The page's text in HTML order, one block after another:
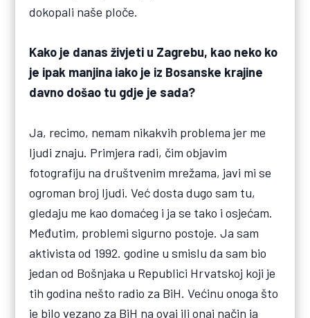
dokopali naše ploče.
Kako je danas živjeti u Zagrebu, kao neko ko
je ipak manjina iako je iz Bosanske krajine
davno došao tu gdje je sada?
Ja, recimo, nemam nikakvih problema jer me
ljudi znaju. Primjera radi, čim objavim
fotografiju na društvenim mrežama, javi mi se
ogroman broj ljudi. Već dosta dugo sam tu,
gledaju me kao domaćeg i ja se tako i osjećam.
Međutim, problemi sigurno postoje. Ja sam
aktivista od 1992. godine u smislu da sam bio
jedan od Bošnjaka u Republici Hrvatskoj koji je
tih godina nešto radio za BiH. Većinu onoga što
je bilo vezano za BiH na ovaj ili onaj način ja